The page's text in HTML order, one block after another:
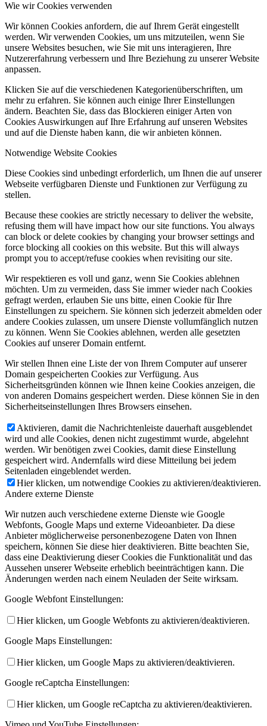
Wie wir Cookies verwenden
Wir können Cookies anfordern, die auf Ihrem Gerät eingestellt
werden. Wir verwenden Cookies, um uns mitzuteilen, wenn Sie
unsere Websites besuchen, wie Sie mit uns interagieren, Ihre
Nutzererfahrung verbessern und Ihre Beziehung zu unserer Website
anpassen.
Klicken Sie auf die verschiedenen Kategorienüberschriften, um
mehr zu erfahren. Sie können auch einige Ihrer Einstellungen
ändern. Beachten Sie, dass das Blockieren einiger Arten von
Cookies Auswirkungen auf Ihre Erfahrung auf unseren Websites
und auf die Dienste haben kann, die wir anbieten können.
Notwendige Website Cookies
Diese Cookies sind unbedingt erforderlich, um Ihnen die auf unserer
Webseite verfügbaren Dienste und Funktionen zur Verfügung zu
stellen.
Because these cookies are strictly necessary to deliver the website,
refusing them will have impact how our site functions. You always
can block or delete cookies by changing your browser settings and
force blocking all cookies on this website. But this will always
prompt you to accept/refuse cookies when revisiting our site.
Wir respektieren es voll und ganz, wenn Sie Cookies ablehnen
möchten. Um zu vermeiden, dass Sie immer wieder nach Cookies
gefragt werden, erlauben Sie uns bitte, einen Cookie für Ihre
Einstellungen zu speichern. Sie können sich jederzeit abmelden oder
andere Cookies zulassen, um unsere Dienste vollumfänglich nutzen
zu können. Wenn Sie Cookies ablehnen, werden alle gesetzten
Cookies auf unserer Domain entfernt.
Wir stellen Ihnen eine Liste der von Ihrem Computer auf unserer
Domain gespeicherten Cookies zur Verfügung. Aus
Sicherheitsgründen können wie Ihnen keine Cookies anzeigen, die
von anderen Domains gespeichert werden. Diese können Sie in den
Sicherheitseinstellungen Ihres Browsers einsehen.
Aktivieren, damit die Nachrichtenleiste dauerhaft ausgeblendet
wird und alle Cookies, denen nicht zugestimmt wurde, abgelehnt
werden. Wir benötigen zwei Cookies, damit diese Einstellung
gespeichert wird. Andernfalls wird diese Mitteilung bei jedem
Seitenladen eingeblendet werden.
Hier klicken, um notwendige Cookies zu aktivieren/deaktivieren.
Andere externe Dienste
Wir nutzen auch verschiedene externe Dienste wie Google
Webfonts, Google Maps und externe Videoanbieter. Da diese
Anbieter möglicherweise personenbezogene Daten von Ihnen
speichern, können Sie diese hier deaktivieren. Bitte beachten Sie,
dass eine Deaktivierung dieser Cookies die Funktionalität und das
Aussehen unserer Webseite erheblich beeinträchtigen kann. Die
Änderungen werden nach einem Neuladen der Seite wirksam.
Google Webfont Einstellungen:
Hier klicken, um Google Webfonts zu aktivieren/deaktivieren.
Google Maps Einstellungen:
Hier klicken, um Google Maps zu aktivieren/deaktivieren.
Google reCaptcha Einstellungen:
Hier klicken, um Google reCaptcha zu aktivieren/deaktivieren.